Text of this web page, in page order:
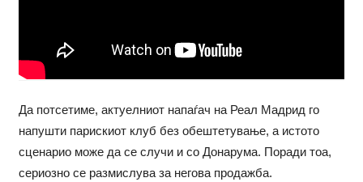
Да потсетиме, актуелниот напаѓач на Реал Мадрид го
напушти парискиот клуб без обештетување, а истото
сценарио може да се случи и со Донарума. Поради тоа,
сериозно се размислува за негова продажба.